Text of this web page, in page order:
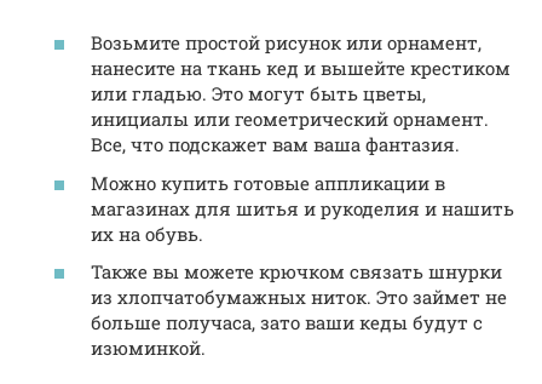
Возьмите простой рисунок или орнамент,
нанесите на ткань кед и вышейте крестиком
или гладью. Это могут быть цветы,
инициалы или геометрический орнамент.
Все, что подскажет вам ваша фантазия.
Можно купить готовые аппликации в
магазинах для шитья и рукоделия и нашить
их на обувь.
Также вы можете крючком связать шнурки
из хлопчатобумажных ниток. Это займет не
больше получаса, зато ваши кеды будут с
изюминкой.